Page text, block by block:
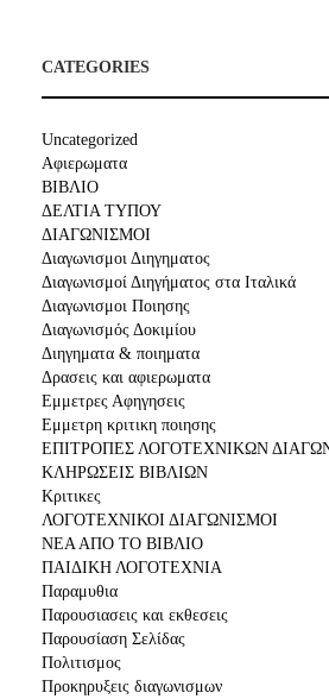
CATEGORIES
Uncategorized
Αφιερωματα
ΒΙΒΛΙΟ
ΔΕΛΤΙΑ ΤΥΠΟΥ
ΔΙΑΓΩΝΙΣΜΟΙ
Διαγωνισμοι Διηγηματος
Διαγωνισμοί Διηγήματος στα Ιταλικά
Διαγωνισμοι Ποιησης
Διαγωνισμός Δοκιμίου
Διηγηματα & ποιηματα
Δρασεις και αφιερωματα
Εμμετρες Αφηγησεις
Εμμετρη κριτικη ποιησης
ΕΠΙΤΡΟΠΕΣ ΛΟΓΟΤΕΧΝΙΚΩΝ
ΚΛΗΡΩΣΕΙΣ ΒΙΒΛΙΩΝ
Κριτικες
ΛΟΓΟΤΕΧΝΙΚΟΙ ΔΙΑΓΩΝΙΣΜΟΙ
ΝΕΑ ΑΠΟ ΤΟ ΒΙΒΛΙΟ
ΠΑΙΔΙΚΗ ΛΟΓΟΤΕΧΝΙΑ
Παραμυθια
Παρουσιασεις και εκθεσεις
Παρουσίαση Σελίδας
Πολιτισμος
Προκηρυξεις διαγωνισμων